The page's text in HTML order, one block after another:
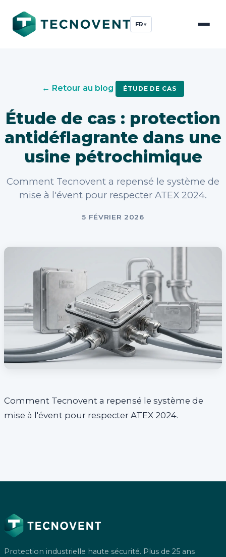
FR▾
← Retour au blog ÉTUDE DE CAS
Étude de cas : protection
antidéflagrante dans une
usine pétrochimique
Comment Tecnovent a repensé le système de
mise à l'évent pour respecter ATEX 2024.
5 FÉVRIER 2026
Comment Tecnovent a repensé le système de
mise à l'évent pour respecter ATEX 2024.
Protection industrielle haute sécurité. Plus de 25 ans